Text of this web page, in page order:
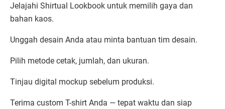
Jelajahi Shirtual Lookbook untuk memilih gaya dan
bahan kaos.
Unggah desain Anda atau minta bantuan tim desain.
Pilih metode cetak, jumlah, dan ukuran.
Tinjau digital mockup sebelum produksi.
Terima custom T-shirt Anda — tepat waktu dan siap